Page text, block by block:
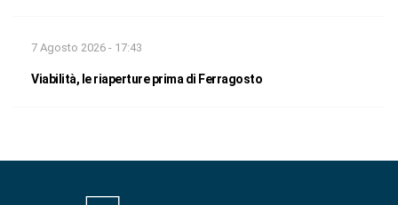
7 Agosto 2026 - 17:43
Viabilità, le riaperture prima di Ferragosto